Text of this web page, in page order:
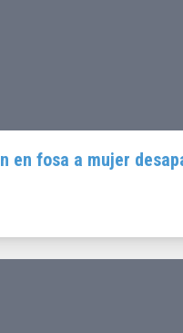
en fosa a mujer